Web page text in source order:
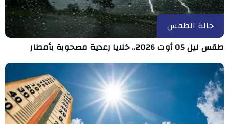
حالة الطقس
طقس ليل 05 أوت 2026.. خلايا رعدية مصحوبة بأمطار